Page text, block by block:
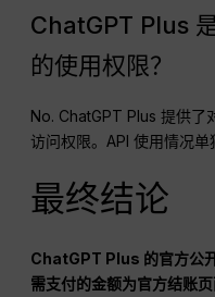
ChatGPT Plus
的使用权限？
No. ChatGPT Plus 提供了
访问权限。API 使用情况
最终结论
ChatGPT Plus 的官方公
需支付的金额为官方结账